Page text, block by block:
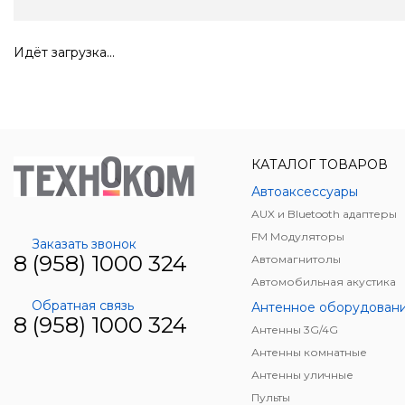
Идёт загрузка...
Заказать звонок
8 (958) 1000 324
Обратная связь
8 (958) 1000 324
КАТАЛОГ ТОВАРОВ
Автоаксессуары
AUX и Bluetooth адаптеры
FM Модуляторы
Автомагнитолы
Автомобильная акустика
Антенное
Антенны 3G/4G
Антенны комнатные
Антенны уличные
Пульты